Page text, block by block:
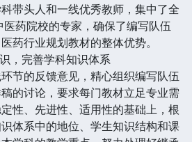
带头人和一线优秀教师，集中了全
药院校的专家，确保了编写队伍
药行业规划教材的整体优势。
完善学科知识体系
的反馈意见，精心组织编写队伍
的讨论，要求每门教材立足专业需
性、先进性、适用性的基础上，根
体系中的地位、学生知识结构和课